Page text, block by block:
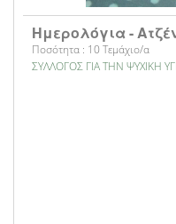
Ημερολόγια -
Ποσότητα : 10 Τεμάχιο/α
ΣΥΛΛΟΓΟΣ ΓΙΑ ΤΗΝ ΨΥΧΙΚΗ